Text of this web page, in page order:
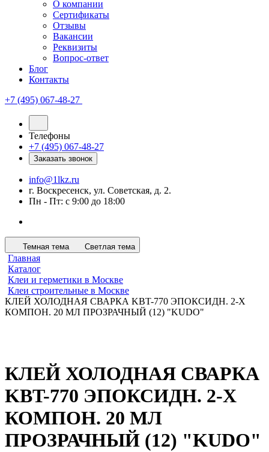
О компании
Сертификаты
Отзывы
Вакансии
Реквизиты
Вопрос-ответ
Блог
Контакты
+7 (495) 067-48-27
Телефоны
+7 (495) 067-48-27
Заказать звонок
info@1lkz.ru
г. Воскресенск, ул. Советская, д. 2.
Пн - Пт: с 9:00 до 18:00
Темная тема Светлая тема
Главная
Каталог
Клеи и герметики в Москве
Клеи строительные в Москве
КЛЕЙ ХОЛОДНАЯ СВАРКА KBT-770 ЭПОКСИДН. 2-Х
КОМПОН. 20 МЛ ПРОЗРАЧНЫЙ (12) "KUDO"
КЛЕЙ ХОЛОДНАЯ СВАРКА
KBT-770 ЭПОКСИДН. 2-Х
КОМПОН. 20 МЛ
ПРОЗРАЧНЫЙ (12) "KUDO"